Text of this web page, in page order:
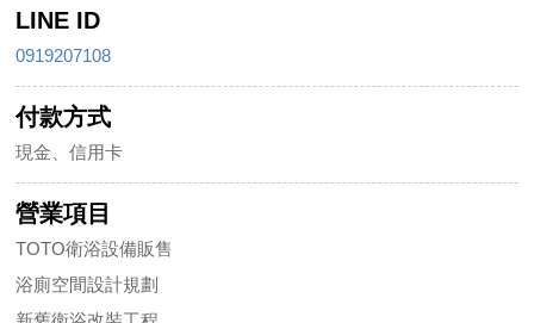
LINE ID
0919207108
付款方式
現金、信用卡
營業項目
TOTO衛浴設備販售
浴廁空間設計規劃